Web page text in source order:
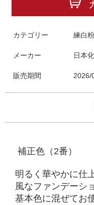
カテゴリー 練白粉
メーカー 日本
販売期間 2026/
補正色（2番）
明るく華やかに仕
風なファンデーシ
基本色に混ぜてお